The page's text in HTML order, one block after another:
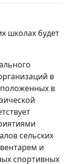
школах будет
в
в
сельских
и
спортивных